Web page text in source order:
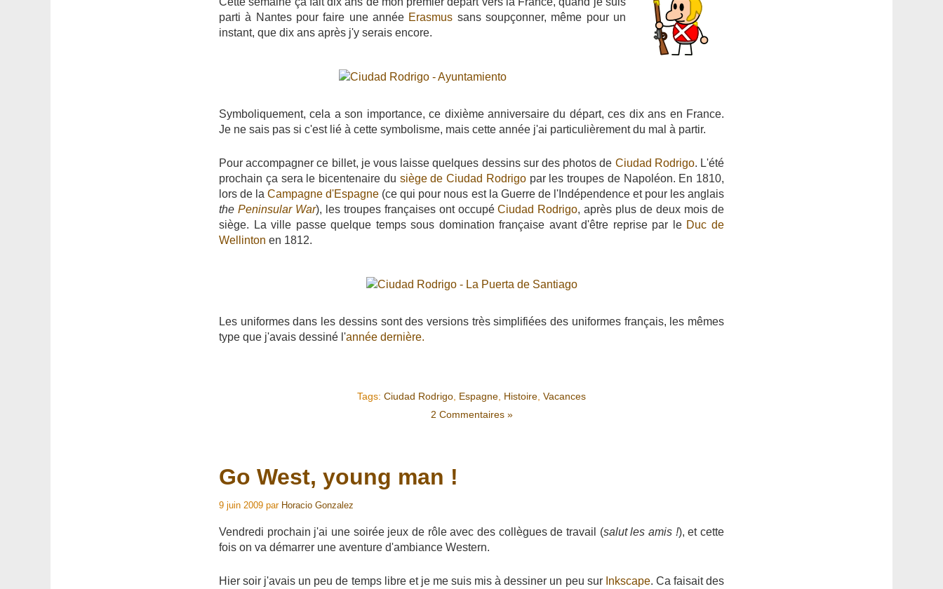
parti à Nantes pour faire une année Erasmus sans soupçonner, même pour un
instant, que dix ans après j'y serais encore.
Symboliquement, cela a son importance, ce dixième anniversaire du départ, ces dix ans en France.
Je ne sais pas si c'est lié à cette symbolisme, mais cette année j'ai particulièrement du mal à partir.
Pour accompagner ce billet, je vous laisse quelques dessins sur des photos de Ciudad Rodrigo. L'été
prochain ça sera le bicentenaire du siège de Ciudad Rodrigopar les troupes de Napoléon. En 1810,
lors de laCampagne d'Espagne (ce qui pour nous est la Guerre de l'Indépendence et pour les anglais
the Peninsular War), les troupes françaises ont occupéCiudad Rodrigo, après plus de deux mois de
siège. La ville passe quelque temps sous domination française avant d'être reprise par le Duc de
Wellinton en 1812.
Les uniformes dans les dessins sont des versions très simplifiées des uniformes français, les mêmes
type que j'avais dessiné l'année dernière.
Tags: Ciudad Rodrigo, Espagne, Histoire, Vacances
2 Commentaires »
Go West, young man !
9 juin 2009 par Horacio Gonzalez
Vendredi prochain j'ai une soirée jeux de rôle avec des collègues de travail (salut les amis !), et cette
fois on va démarrer une aventure d'ambiance Western.
Hier soir j'avais un peu de temps libre et je me suis mis à dessiner un peu sur Inkscape. Ca faisait des